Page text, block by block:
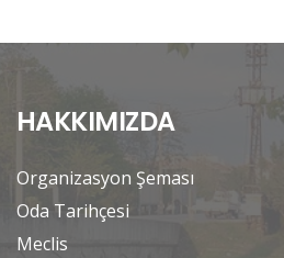
HAKKIMIZDA
Organizasyon Şeması
Oda Tarihçesi
Meclis